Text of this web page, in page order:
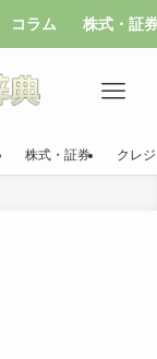
コラム 株式・証
株式・証券 クレ